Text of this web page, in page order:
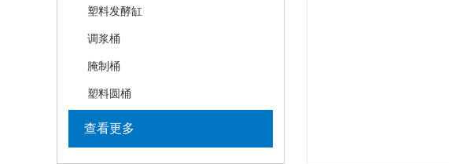
塑料发酵缸
调浆桶
腌制桶
塑料圆桶
查看更多